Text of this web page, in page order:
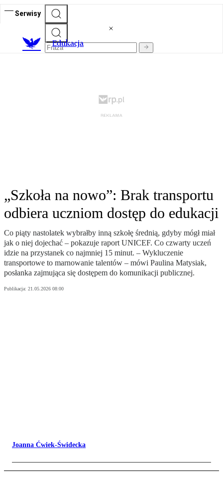
Serwisy
Edukacja
„Szkoła na nowo”: Brak transportu
odbiera uczniom dostęp do edukacji
Co piąty nastolatek wybrałby inną szkołę średnią, gdyby mógł miał
jak o niej dojechać – pokazuje raport UNICEF. Co czwarty uczeń
idzie na przystanek co najmniej 15 minut. – Wykluczenie
transportowe to marnowanie talentów – mówi Paulina Matysiak,
posłanka zajmująca się dostępem do komunikacji publicznej.
Publikacja: 21.05.2026 08:00
Joanna Ćwiek-Świdecka